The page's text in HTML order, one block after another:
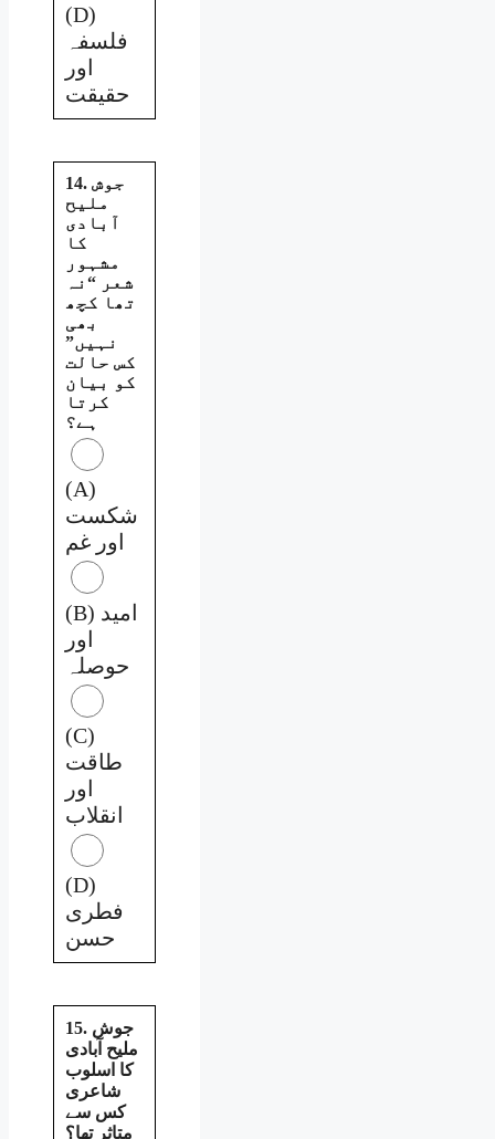
(D)
فلسفہ
اور
حقیقت
14. جوش
ملیح
آبادی
کا
مشہور
شعر “نہ
تھا کچھ
بھی
نہیں”
کس حالت
کو بیان
کرتا
ہے؟
(A)
شکست
اور غم
(B) امید
اور
حوصلہ
(C)
طاقت
اور
انقلاب
(D)
فطری
حسن
15. جوش
ملیح آبادی
کا اسلوب
شاعری
کس سے
متاثر تھا؟